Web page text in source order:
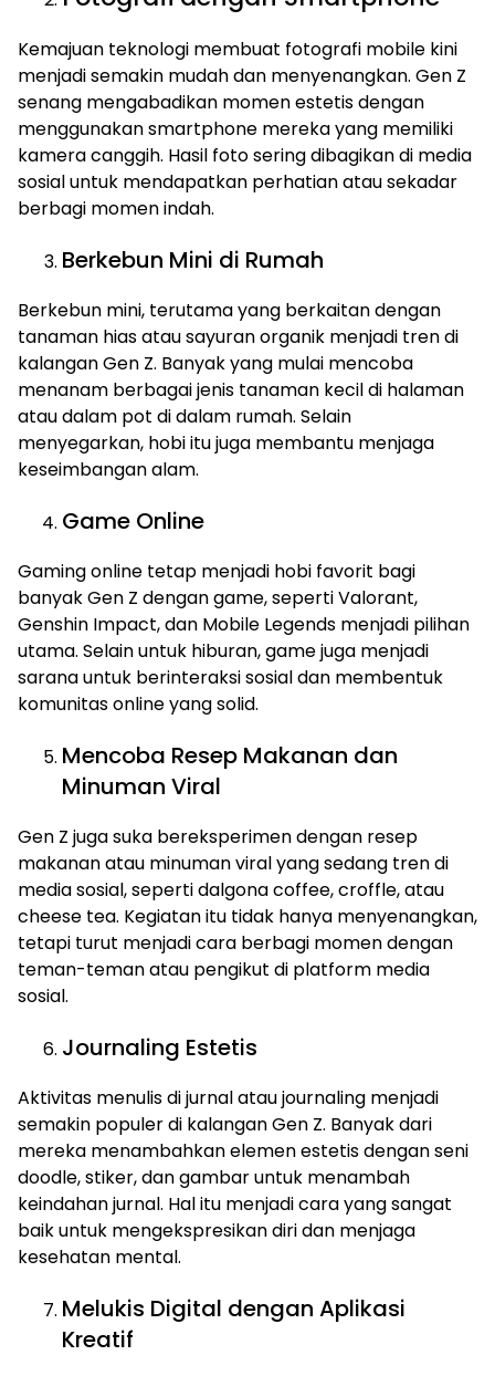
Kemajuan teknologi membuat fotografi mobile kini
menjadi semakin mudah dan menyenangkan. Gen Z
senang mengabadikan momen estetis dengan
menggunakan smartphone mereka yang memiliki
kamera canggih. Hasil foto sering dibagikan di media
sosial untuk mendapatkan perhatian atau sekadar
berbagi momen indah.
Berkebun Mini di Rumah
Berkebun mini, terutama yang berkaitan dengan
tanaman hias atau sayuran organik menjadi tren di
kalangan Gen Z. Banyak yang mulai mencoba
menanam berbagai jenis tanaman kecil di halaman
atau dalam pot di dalam rumah. Selain
menyegarkan, hobi itu juga membantu menjaga
keseimbangan alam.
Game Online
Gaming online tetap menjadi hobi favorit bagi
banyak Gen Z dengan game, seperti Valorant,
Genshin Impact, dan Mobile Legends menjadi pilihan
utama. Selain untuk hiburan, game juga menjadi
sarana untuk berinteraksi sosial dan membentuk
komunitas online yang solid.
Mencoba Resep Makanan dan
Minuman Viral
Gen Z juga suka bereksperimen dengan resep
makanan atau minuman viral yang sedang tren di
media sosial, seperti dalgona coffee, croffle, atau
cheese tea. Kegiatan itu tidak hanya menyenangkan,
tetapi turut menjadi cara berbagi momen dengan
teman-teman atau pengikut di platform media
sosial.
Journaling Estetis
Aktivitas menulis di jurnal atau journaling menjadi
semakin populer di kalangan Gen Z. Banyak dari
mereka menambahkan elemen estetis dengan seni
doodle, stiker, dan gambar untuk menambah
keindahan jurnal. Hal itu menjadi cara yang sangat
baik untuk mengekspresikan diri dan menjaga
kesehatan mental.
Melukis Digital dengan Aplikasi
Kreatif